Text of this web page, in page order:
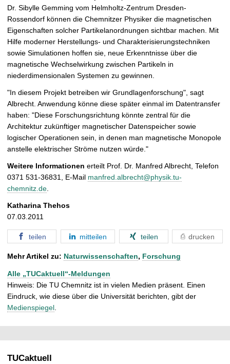
Dr. Sibylle Gemming vom Helmholtz-Zentrum Dresden-
Rossendorf können die Chemnitzer Physiker die magnetischen
Eigenschaften solcher Partikelanordnungen sichtbar machen. Mit
Hilfe moderner Herstellungs- und Charakterisierungstechniken
sowie Simulationen hoffen sie, neue Erkenntnisse über die
magnetische Wechselwirkung zwischen Partikeln in
niederdimensionalen Systemen zu gewinnen.
"In diesem Projekt betreiben wir Grundlagenforschung", sagt
Albrecht. Anwendung könne diese später einmal im Datentransfer
haben: "Diese Forschungsrichtung könnte zentral für die
Architektur zukünftiger magnetischer Datenspeicher sowie
logischer Operationen sein, in denen man magnetische Monopole
anstelle elektrischer Ströme nutzen würde."
Weitere Informationen erteilt Prof. Dr. Manfred Albrecht, Telefon
0371 531-36831, E-Mail manfred.albrecht@physik.tu-
chemnitz.de
Katharina Thehos
07.03.2011
teilen mitteilen teilen drucken
Mehr Artikel zu: Naturwissenschaften, Forschung
Alle „TUCaktuell“-Meldungen
Hinweis: Die TU Chemnitz ist in vielen Medien präsent. Einen
Eindruck, wie diese über die Universität berichten, gibt der
Medienspiegel.
TUCaktuell